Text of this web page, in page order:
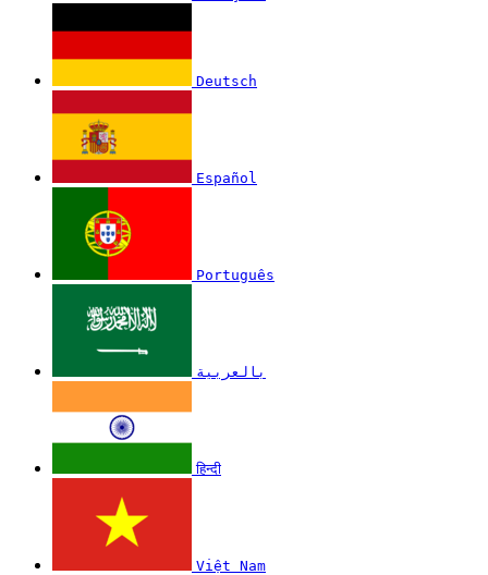
Deutsch
Español
Português
بالعربية
हिन्दी
Việt Nam